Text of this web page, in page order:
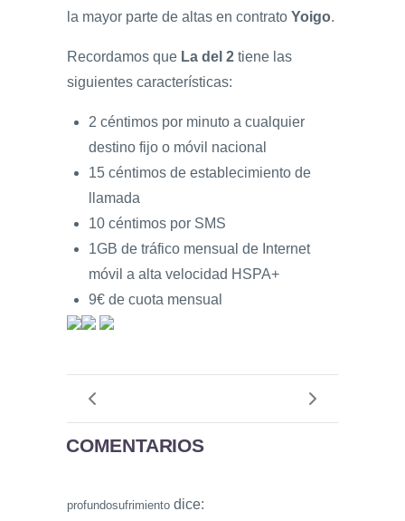
la mayor parte de altas en contrato Yoigo.
Recordamos que La del 2 tiene las
siguientes características:
2 céntimos por minuto a cualquier
destino fijo o móvil nacional
15 céntimos de establecimiento de
llamada
10 céntimos por SMS
1GB de tráfico mensual de Internet
móvil a alta velocidad HSPA+
9€ de cuota mensual
COMENTARIOS
profundosufrimiento dice: